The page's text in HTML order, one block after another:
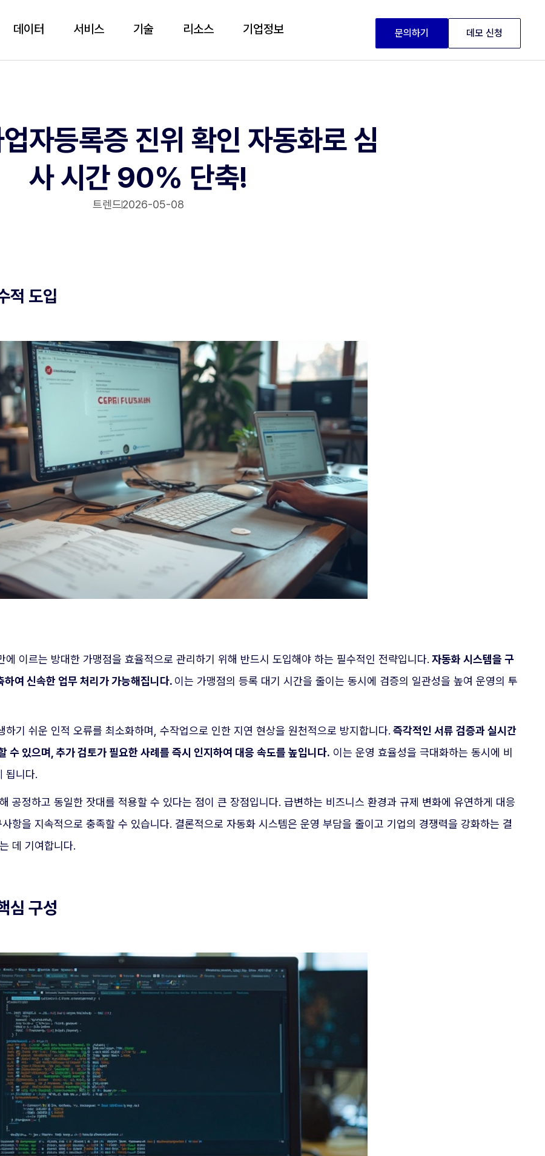
데이터 서비스 기술 리소스 기업정보 문의하기 데모 신청
자등록증 진위 확인 자동화로 심
사 시간 90% 단축!
트렌드2026-05-08
적 도입
이르는 방대한 가맹점을 효율적으로 관리하기 위해 반드시 도입해야 하는 필수적인 전략입니다. 자동화 시스템을 구
여 신속한 업무 처리가 가능해집니다. 이는 가맹점의 등록 대기 시간을 줄이는 동시에 검증의 일관성을 높여 운영의 투
기 쉬운 인적 오류를 최소화하며, 수작업으로 인한 지연 현상을 원천적으로 방지합니다. 즉각적인 서류 검증과 실시간
수 있으며, 추가 검토가 필요한 사례를 즉시 인지하여 대응 속도를 높입니다. 이는 운영 효율성을 극대화하는 동시에 비
됩니다.
공정하고 동일한 잣대를 적용할 수 있다는 점이 큰 장점입니다. 급변하는 비즈니스 환경과 규제 변화에 유연하게 대응
항을 지속적으로 충족할 수 있습니다. 결론적으로 자동화 시스템은 운영 부담을 줄이고 기업의 경쟁력을 강화하는 결
데 기여합니다.
심 구성